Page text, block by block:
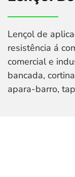
Lençol de
resistência á
comercial e
bancada,
apara-barro,